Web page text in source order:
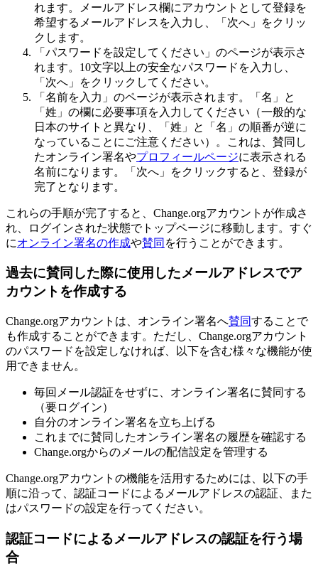
れま す。 メ ールア ド レ ス欄にアカ ウ ン ト と して登録を
希望する メ ールア ド レ ス を 入 力 し 「 次へ 」 をク リ ッ
ク し ま す。
「 パス ワー ド を設定 して く ださ い 」 のページが表示さ
れま す。 10文字以 上の安全なパス ワー ド を 入 力 し
「 次へ 」 をク リ ッ ク して く ださ い。
「 名前を 入 力 」 のページが表示されま す。 「 名 」
と
「 姓 」 の欄に必要事項を 入 力 して く ださ い （一般的な
日 本のサイ ト と異な り 「 姓 」 と 「 名 」 の順番が逆に
なっている こ と に ご注意 く ださ い） 。 こ れは 賛同 し
たオンライ ン署名やプロ フ ィ ールページに表示される
名前にな り ま す。 「 次へ 」 をク リ ッ クする と 登録が
完了 と な り ま す。
こ れらの手順が完了する と Change.orgアカ ウ ン ト が作成さ
れ
ロ グイ ンされた状態でト ップページに移動 し ま す。 す ぐ
にオンライ ン署名の作成や賛同 を行う こ と ができ ま す。
過去に賛同 した際に使用 したメールア ドレスでア
カウン ト を作成する
Change.orgアカ ウ ン ト は オンライ ン署名へ賛同する こ と で
も作成する こ と ができ ま す。 ただし Change.orgアカ ウ ン ト
のパス ワー ド を設定 しなければ 以下を含む様 々 な機能が使
用 でき ま せん。
毎回 メ ール認証をせずに オンライ ン署名に賛同する
（要ロ グイ ン）
自分のオンライ ン署名 を立ち 上げる
こ れま でに賛同 したオンライ ン署名の履歴を確認する
Change.orgからの メ ールの配信設定を管理する
Change.orgアカ ウ ン ト の機能を活用するためには 以下の手
順に沿って 認証コ ー ドに よ る メ ールア ド レ スの認証 ま た
はパス ワー ドの設定を行って く ださ い。
認証コー ドによ るメールア ドレスの認証を行う場
合